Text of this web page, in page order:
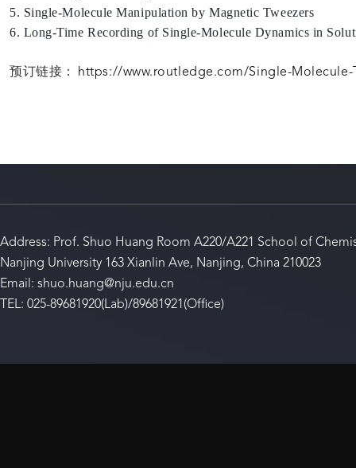
5. Single-Molecule Manipulation by Magnetic Tweezers
6. Long-Time Recording of Single-Molecule Dynamics in
预订链接： https://www.routledge.com/Single-Molecule-
Address: Prof. Shuo Huang Room A220/A221 School of
Nanjing University 163 Xianlin Ave, Nanjing, China 210023
Email: shuo.huang@nju.edu.cn
TEL: 025-89681920(Lab)/89681921(Office)